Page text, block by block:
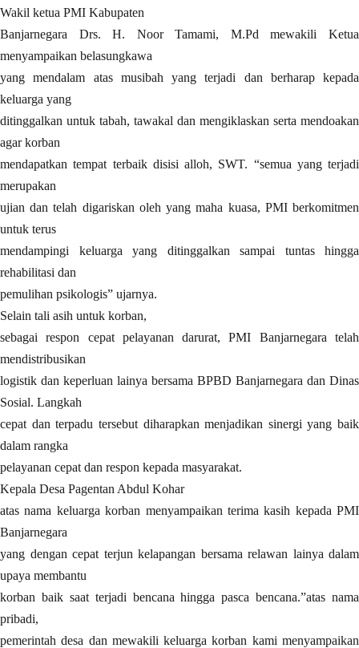
Wakil ketua PMI Kabupaten
Banjarnegara Drs. H. Noor Tamami, M.Pd mewakili Ketua
menyampaikan belasungkawa
yang mendalam atas musibah yang terjadi dan berharap kepada
keluarga yang
ditinggalkan untuk tabah, tawakal dan mengiklaskan serta mendoakan
agar korban
mendapatkan tempat terbaik disisi alloh, SWT. “semua yang terjadi
merupakan
ujian dan telah digariskan oleh yang maha kuasa, PMI berkomitmen
untuk terus
mendampingi keluarga yang ditinggalkan sampai tuntas hingga
rehabilitasi dan
pemulihan psikologis” ujarnya.
Selain tali asih untuk korban,
sebagai respon cepat pelayanan darurat, PMI Banjarnegara telah
mendistribusikan
logistik dan keperluan lainya bersama BPBD Banjarnegara dan Dinas
Sosial. Langkah
cepat dan terpadu tersebut diharapkan menjadikan sinergi yang baik
dalam rangka
pelayanan cepat dan respon kepada masyarakat.
Kepala Desa Pagentan Abdul Kohar
atas nama keluarga korban menyampaikan terima kasih kepada PMI
Banjarnegara
yang dengan cepat terjun kelapangan bersama relawan lainya dalam
upaya membantu
korban baik saat terjadi bencana hingga pasca bencana.”atas nama
pribadi,
pemerintah desa dan mewakili keluarga korban kami menyampaikan